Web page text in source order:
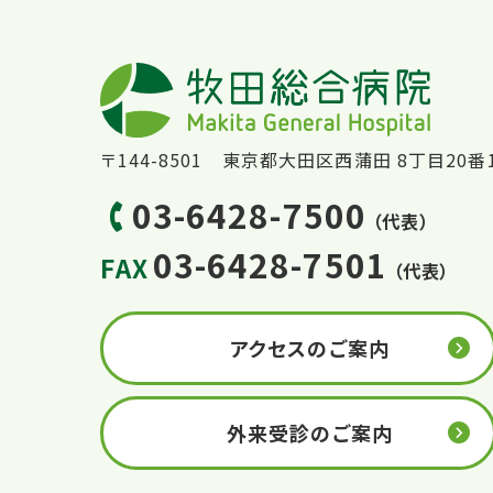
〒144-8501 東京都大田区西蒲田 8丁目20番
03-6428-7500 （代表）
FAX03-6428-7501 （代表）
アクセスのご案内
外来受診のご案内